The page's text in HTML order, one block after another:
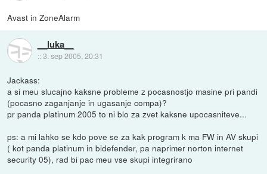
Avast in ZoneAlarm
__luka__
::3. sep 2005, 20:31
Jackass:
a si meu slucajno kaksne probleme z pocasnostjo masine pri pandi
(pocasno zaganjanje in ugasanje compa)?
pr panda platinum 2005 to ni blo za zvet kaksne upocasniteve...
ps: a mi lahko se kdo pove se za kak program k ma FW in AV skupi
( kot panda platinum in bidefender, pa naprimer norton internet
security 05), rad bi pac meu vse skupi integrirano